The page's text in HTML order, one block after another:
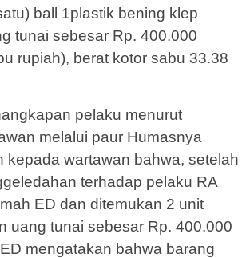
ball 1plastik bening klep
tunai sebesar Rp. 400.000
rupiah), berat kotor sabu 33.38
pelaku menurut
melalui paur Humasnya
kepada wartawan bahwa, setelah
terhadap pelaku RA
ED dan ditemukan 2 unit
uang tunai sebesar Rp. 400.000
mengatakan bahwa barang